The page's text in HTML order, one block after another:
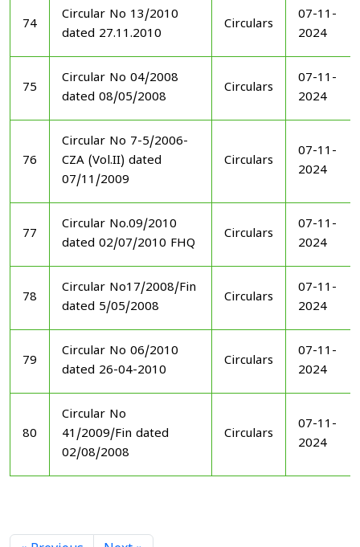
74
Circular No 13/2010
dated 27.11.2010
Circulars
07-11-
2024
75
Circular No 04/2008
dated 08/05/2008
Circulars
07-11-
2024
76
Circular No 7-5/2006-
CZA (Vol.II) dated
07/11/2009
Circulars
07-11-
2024
77
Circular No.09/2010
dated 02/07/2010 FHQ
Circulars
07-11-
2024
78
Circular No17/2008/Fin
dated 5/05/2008
Circulars
07-11-
2024
79
Circular No 06/2010
dated 26-04-2010
Circulars
07-11-
2024
80
Circular No
41/2009/Fin dated
02/08/2008
Circulars
07-11-
2024